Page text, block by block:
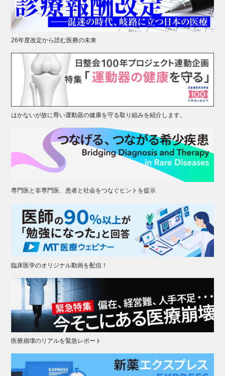
26年度改定から読む医療の未来
はかないが故に尊い運動器の健康を守る取り組みを紹介します。
専門医と非専門医、患者と社会をつなぐヒントを提示
臨床医学のオリジナル動画を配信！
医療崩壊のリアルを緊急レポート